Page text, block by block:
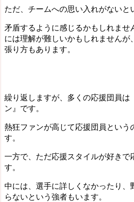
ただ、チームへの思い入れがないと
矛盾するように感じるかもしれませ
には理解が難しいかもしれませんが
張り方もあります。
繰り返しますが、多くの応援団員は
ン』です。
熱狂ファンが高じて応援団員という
す。
一方で、ただ応援スタイルが好きで
す。
中には、選手に詳しくなかったり、
らないという強者もいます。